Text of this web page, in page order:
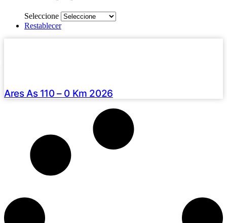
Seleccione
Restablecer
Ares As 110 – 0 Km 2026